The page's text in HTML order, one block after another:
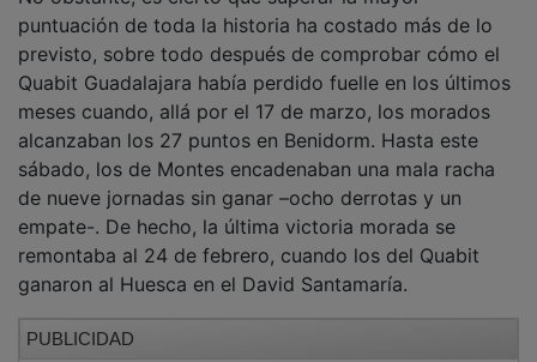
puntuación de toda la historia ha costado más de lo
previsto, sobre todo después de comprobar cómo el
Quabit Guadalajara había perdido fuelle en los últimos
meses cuando, allá por el 17 de marzo, los morados
alcanzaban los 27 puntos en Benidorm. Hasta este
sábado, los de Montes encadenaban una mala racha
de nueve jornadas sin ganar –ocho derrotas y un
empate-. De hecho, la última victoria morada se
remontaba al 24 de febrero, cuando los del Quabit
ganaron al Huesca en el David Santamaría.